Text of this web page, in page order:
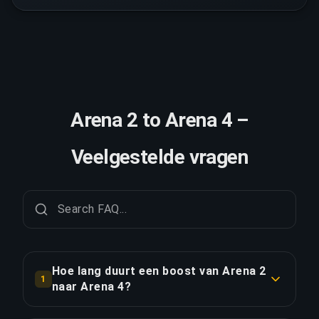
Arena 2 to Arena 4 –
Veelgestelde vragen
1
Hoe lang duurt een boost van Arena 2
naar Arena 4?